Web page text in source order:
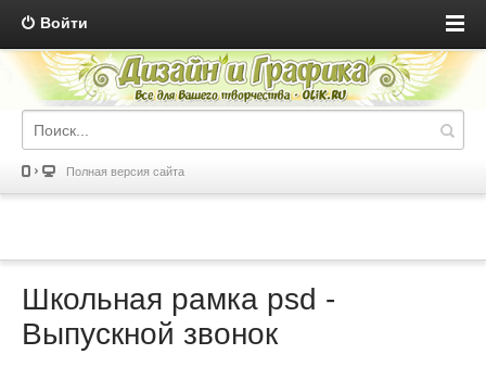
Войти
Полная версия сайта
Школьная рамка psd -
Выпускной звонок